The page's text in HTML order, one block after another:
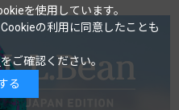
を使用しています。
の利用に同意したことも
をご確認ください。
る